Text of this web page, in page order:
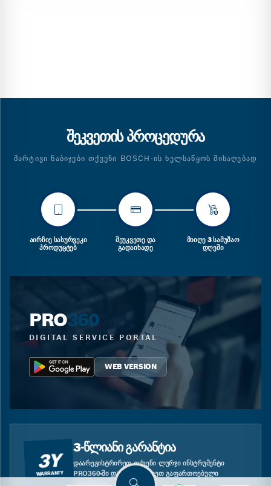
ᲨᲔᲙᲕᲔᲗᲘᲡ ᲞᲠᲝᲪᲔᲓᲣᲠᲐ
ᲛᲐᲠᲢᲘᲕᲘ ᲜᲐᲑᲘᲯᲔᲑᲘ ᲗᲥᲕᲔᲜᲘ BOSCH-ᲘᲡ ᲮᲔᲚᲡᲐᲬᲧᲝᲡ ᲛᲘᲡᲐᲦᲔᲑᲐᲓ
ᲐᲘᲠᲩᲘᲔ ᲡᲐᲡᲣᲠᲕᲔᲙᲘ
ᲞᲠᲝᲓᲣᲪᲢᲔᲑ
ᲨᲔᲣᲙᲕᲔᲗᲔ ᲓᲐ
ᲒᲐᲓᲐᲘᲮᲐᲓᲔ
ᲛᲘᲘᲦᲔ 3 ᲡᲐᲛᲣᲨᲐᲝ
ᲓᲦᲔᲨᲘ
PRO360
DIGITAL SERVICE PORTAL
WEB VERSION
3Y
WARRANTY
3-ᲬᲚᲘᲐᲜᲘ ᲒᲐᲠᲐᲜᲢᲘᲐ
ᲓᲐᲐᲠᲔᲒᲘᲡᲢᲠᲘᲠᲔᲗ ᲗᲥᲕᲔᲜᲘ ᲚᲣᲠᲯᲘ ᲘᲜᲡᲢᲠᲣᲛᲔᲜᲢᲘ
PRO360-ᲨᲘ ᲓᲐ ᲘᲡᲐᲠᲒᲔᲑᲚᲔᲗ ᲒᲐᲤᲐᲠᲗᲝᲔᲑᲣᲚᲘ
ᲒᲐᲠᲐᲜᲢᲘᲘᲗ.